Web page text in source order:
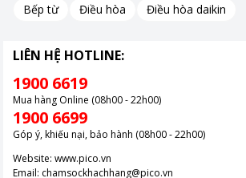
9000W, giúp loại bỏ mọi vết bẩn như
Mặc dù có công suất mạnh mẽ, nhưng máy
quả năng lượng với công suất chỉ 160W.
Điều này không chỉ giúp tiết kiệm điện năng
trường, phù hợp với những gia đình và văn
bền bỉ và tiết kiệm.
Dung lượng pin 3x2000mAh
Bếp từ
Điều hòa Điều hòa daikin
LIÊN HỆ HOTLINE:
1900 6619
Mua hàng Online (08h00 - 22h00)
1900 6699
Góp ý, khiếu nại, bảo hành (08h00 - 22h00)
Website: www.pico.vn
Email: chamsockhachhang@pico.vn